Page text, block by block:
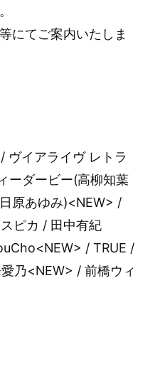
にてご案内いたしま
ヴイアライヴ レトラ
ーダービー(高柳知葉
原あゆみ)<NEW> /
ピカ / 田中有紀
/ TRUE /
乃<NEW> / 前橋ウィ